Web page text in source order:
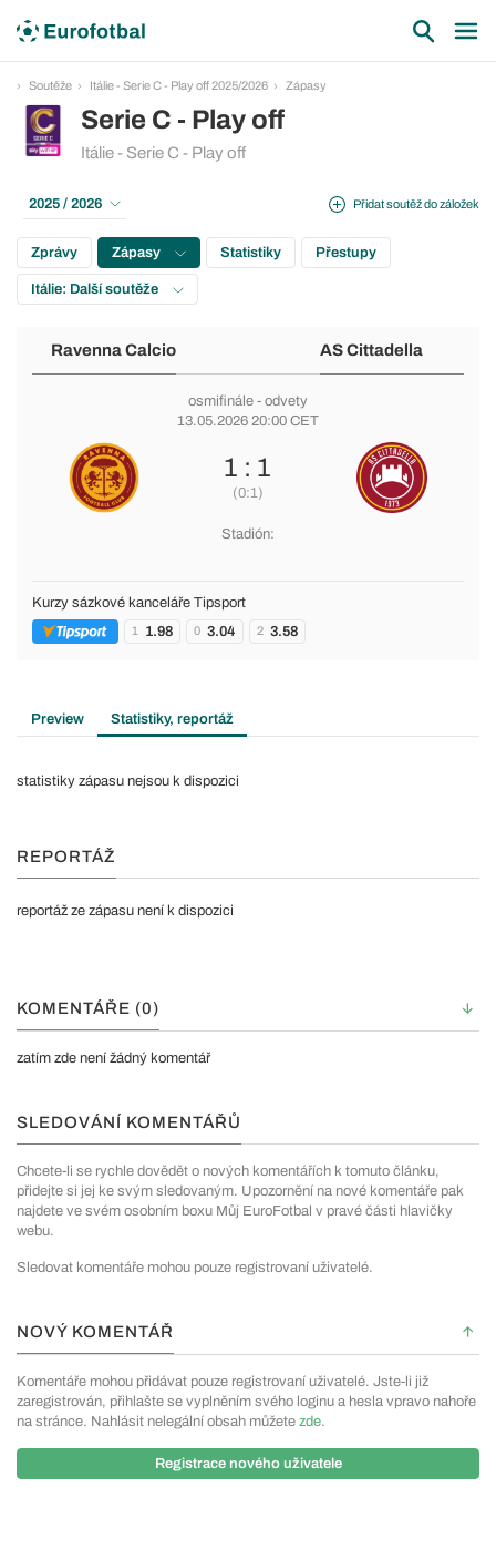
Soutěže Itálie - Serie C - Play off 2025/2026 Zápasy
Serie C - Play off
Itálie - Serie C - Play off
Přidat soutěž do záložek
2025 / 2026
Zprávy Zápasy Statistiky Přestupy
Itálie: Další soutěže
Ravenna Calcio AS Cittadella
osmifinále - odvety
13.05.2026 20:00 CET
1 : 1
(0:1)
Stadión:
Kurzy sázkové kanceláře Tipsport
1 1.98 0 3.04 2 3.58
Preview Statistiky, reportáž
statistiky zápasu nejsou k dispozici
REPORTÁŽ
reportáž ze zápasu není k dispozici
KOMENTÁŘE (0)
zatím zde není žádný komentář
SLEDOVÁNÍ KOMENTÁŘŮ
Chcete-li se rychle dovědět o nových komentářích k tomuto článku,
přidejte si jej ke svým sledovaným. Upozornění na nové komentáře pak
najdete ve svém osobním boxu Můj EuroFotbal v pravé části hlavičky
webu.
Sledovat komentáře mohou pouze registrovaní uživatelé.
NOVÝ KOMENTÁŘ
Komentáře mohou přidávat pouze registrovaní uživatelé. Jste-li již
zaregistrován, přihlašte se vyplněním svého loginu a hesla vpravo nahoře
na stránce. Nahlásit nelegální obsah můžete zde.
Registrace nového uživatele